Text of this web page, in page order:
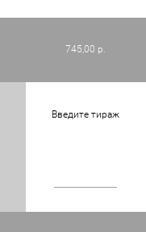
745,00 р.
Введите тираж